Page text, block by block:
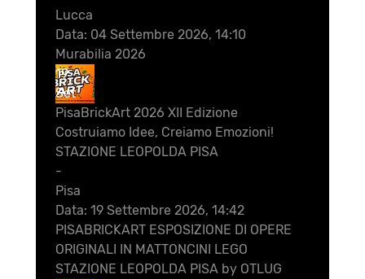
Lucca
Data: 04 Settembre 2026, 14:10
Murabilia 2026
19
Set
PisaBrickArt 2026 XII Edizione
Costruiamo Idee, Creiamo Emozioni!
STAZIONE LEOPOLDA PISA
-
Pisa
Data: 19 Settembre 2026, 14:42
PISABRICKART ESPOSIZIONE DI OPERE
ORIGINALI IN MATTONCINI LEGO
STAZIONE LEOPOLDA PISA by OTLUG